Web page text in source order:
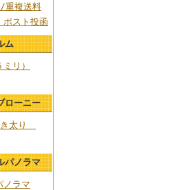
重複送料
ポスト投函
ム
リ）
ローニー
き太り
パノラマ
ノラマ